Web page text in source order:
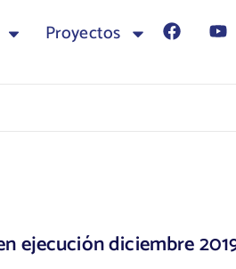
Proyectos
ejecución diciembre